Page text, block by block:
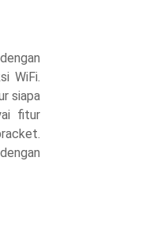
WiFi.
siapa
fitur